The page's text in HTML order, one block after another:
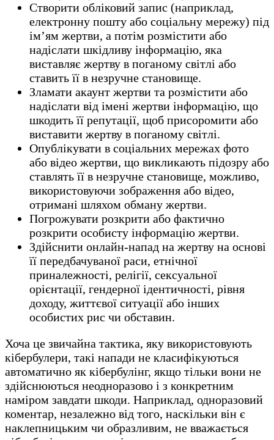
Створити обліковий запис (наприклад,
електронну пошту або соціальну мережу) під
ім’ям жертви, а потім розмістити або
надіслати шкідливу інформацію, яка
виставляє жертву в поганому світлі або
ставить її в незручне становище.
Зламати акаунт жертви та розмістити або
надіслати від імені жертви інформацію, що
шкодить її репутації, щоб присоромити або
виставити жертву в поганому світлі.
Опублікувати в соціальних мережах фото
або відео жертви, що викликають підозру або
ставлять її в незручне становище, можливо,
використовуючи зображення або відео,
отримані шляхом обману жертви.
Погрожувати розкрити або фактично
розкрити особисту інформацію жертви.
Здійснити онлайн-напад на жертву на основі
її передбачуваної раси, етнічної
приналежності, релігії, сексуальної
орієнтації, гендерної ідентичності, рівня
доходу, життєвої ситуації або інших
особистих рис чи обставин.
Хоча це звичайна тактика, яку використовують
кібербулери, такі напади не класифікуються
автоматично як кібербулінг, якщо тільки вони не
здійснюються неодноразово і з конкретним
наміром завдати шкоди. Наприклад, одноразовий
коментар, незалежно від того, наскільки він є
наклепницьким чи образливим, не вважається